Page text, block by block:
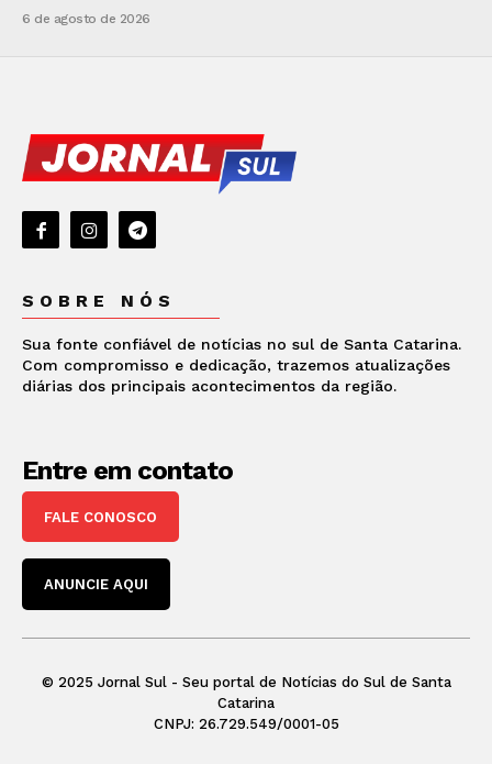
6 de agosto de 2026
SOBRE NÓS
Sua fonte confiável de notícias no sul de Santa Catarina.
Com compromisso e dedicação, trazemos atualizações
diárias dos principais acontecimentos da região.
Entre em contato
FALE CONOSCO
ANUNCIE AQUI
© 2025 Jornal Sul - Seu portal de Notícias do Sul de Santa
Catarina
CNPJ: 26.729.549/0001-05